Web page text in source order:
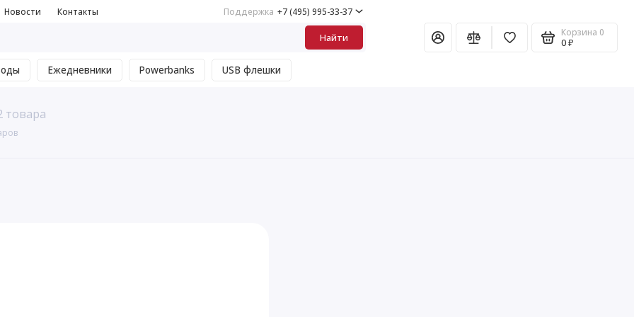
Новости Контакты Поддержка +7 (495) 995-33-37
Найти Корзина 0
0 ₽
Ежедневники Powerbanks USB флешки
товара